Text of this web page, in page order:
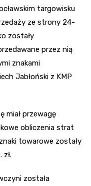
targowisku
ze strony 24-
zostały
przez nią
znakami
Jabłoński z KMP
miał przewagę
obliczenia strat
towarowe zostały
została